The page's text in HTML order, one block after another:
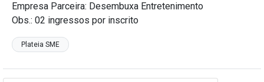
Empresa Parceira: Desembuxa Entretenimento
Obs.: 02 ingressos por inscrito
Plateia SME